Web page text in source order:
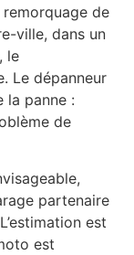
de
ville, dans un
le
Le dépanneur
la panne :
de
partenaire
est
est